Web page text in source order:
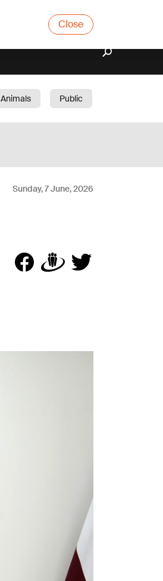
Close
Animals
Public
Sunday, 7 June, 2026